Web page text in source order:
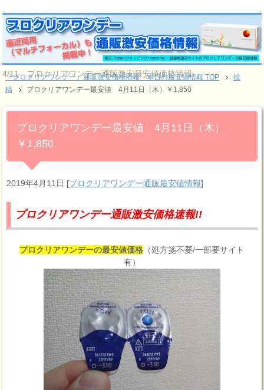
4/11 プロクリアワンデー通販激安最安値価格情報
『プロクリアワンデー』通販激安価格情報 本日の最安値情報 TOP
投
稿
プロクリアワンデー最安値 4月11日（木）￥1,850
プロクリアワンデー最安値 4月11日（木）
￥1,850
2019年4月11日 [プロクリアワンデー通販最安値情報]
プロクリアワンデー通販激安価格速報!!
プロクリアワンデーの最安値価格（処方箋不要/一部要サイト
有）